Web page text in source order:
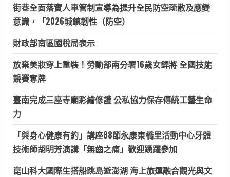
街巷全面落實人車管制宣導為提升全民防空疏散及應變
意識，「2026城鎮韌性（防空）
財政部南區國稅局表示
放棄美妝穿上重裝！勞動部南分署16歲女銲將 全國技能
競賽奪牌
臺南完成三座寺廟彩繪修護 公私協力保存傳統工藝生命
力
「與身心健康有約」講座88節永康東橋里活動中心牙體
技術師胡明芳演講「無齒之痛」歡迎踴躍參加
崑山科大國際生搭船跳島遊澎湖 海上旅運融合觀光與文